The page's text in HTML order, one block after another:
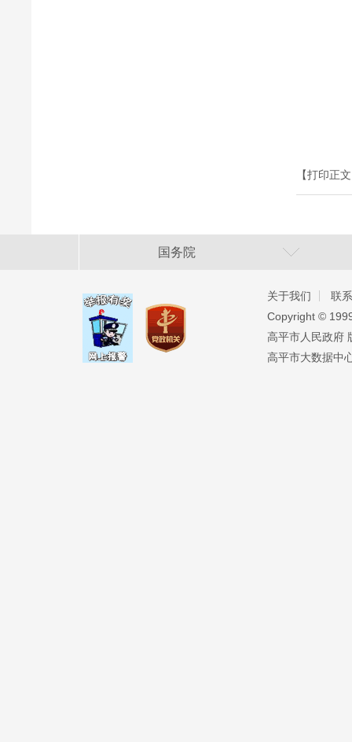
【打印正
国务院
关于我们
联
Copyright ©️
高平市人民政府
高平市大数据